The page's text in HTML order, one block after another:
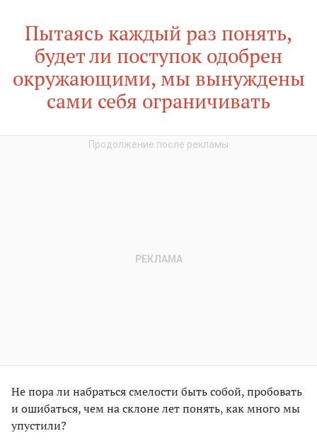
Пытаясь каждый раз понять,
будет ли поступок одобрен
окружающими, мы вынуждены
сами себя ограничивать
Не пора ли набраться смелости быть собой, пробовать
и ошибаться, чем на склоне лет понять, как много мы
упустили?